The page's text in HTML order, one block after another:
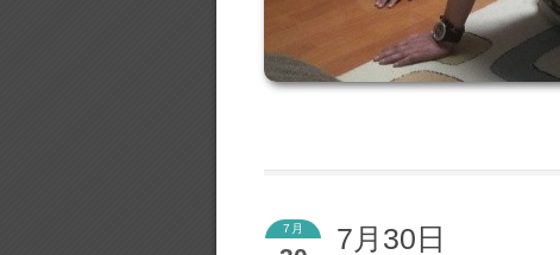
7月 7月30日